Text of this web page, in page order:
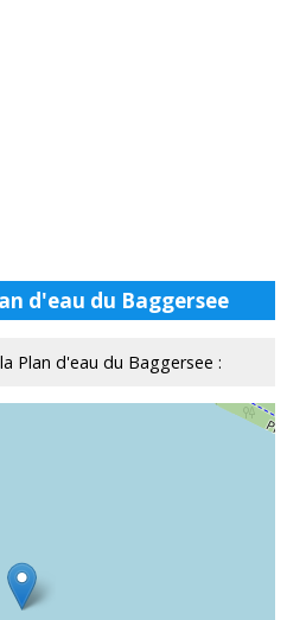
d'eau du Baggersee
Plan d'eau du Baggersee :